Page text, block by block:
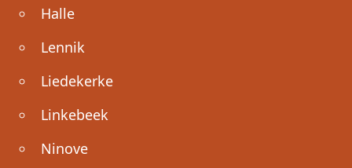
Halle
Lennik
Liedekerke
Linkebeek
Ninove